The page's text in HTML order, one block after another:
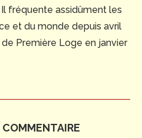
fréquente assidûment les
et du monde depuis avril
Première Loge en janvier
COMMENTAIRE